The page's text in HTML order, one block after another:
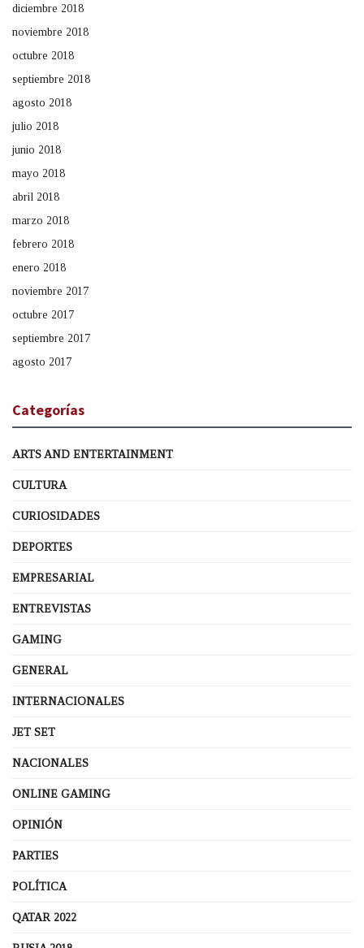
diciembre 2018
noviembre 2018
octubre 2018
septiembre 2018
agosto 2018
julio 2018
junio 2018
mayo 2018
abril 2018
marzo 2018
febrero 2018
enero 2018
noviembre 2017
octubre 2017
septiembre 2017
agosto 2017
Categorías
ARTS AND ENTERTAINMENT
CULTURA
CURIOSIDADES
DEPORTES
EMPRESARIAL
ENTREVISTAS
GAMING
GENERAL
INTERNACIONALES
JET SET
NACIONALES
ONLINE GAMING
OPINIÓN
PARTIES
POLÍTICA
QATAR 2022